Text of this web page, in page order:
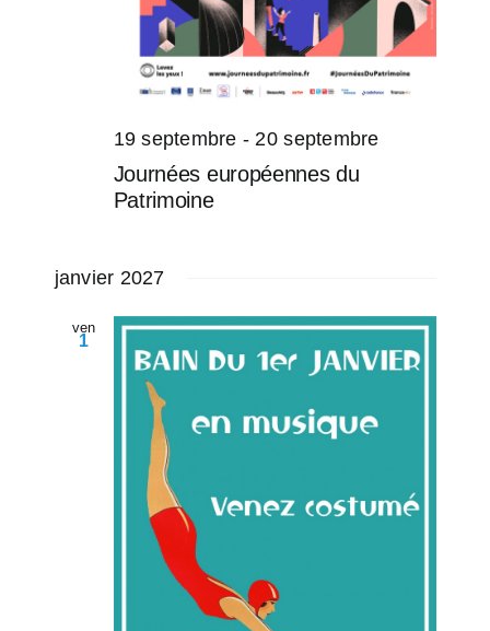
19 septembre - 20 septembre
Journées européennes du
Patrimoine
janvier 2027
ven
1